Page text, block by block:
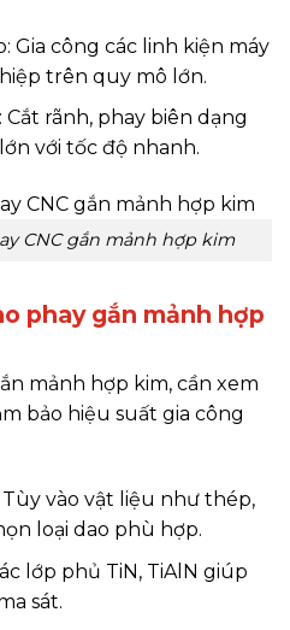
Gia công các linh kiện máy
trên quy mô lớn.
rãnh, phay biên dạng
với tốc độ nhanh.
CNC gắn mảnh hợp kim
phay gắn mảnh hợp
mảnh hợp kim, cần xem
bảo hiệu suất gia công
Tùy vào vật liệu như thép,
loại dao phù hợp.
lớp phủ TiN, TiAlN giúp
sát.